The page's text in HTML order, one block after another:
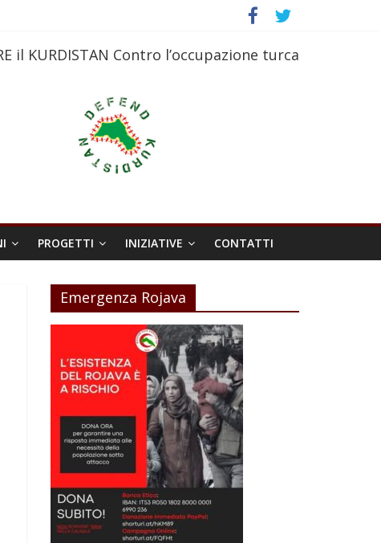
il KURDISTAN Contro l’occupazione turca
PROGETTI INIZIATIVE CONTATTI
Emergenza Rojava